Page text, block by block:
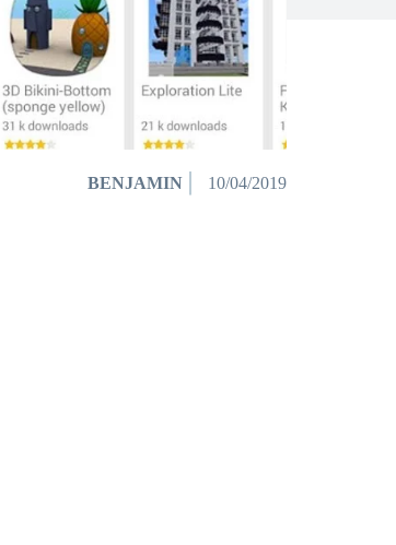
BENJAMIN 10/04/2019